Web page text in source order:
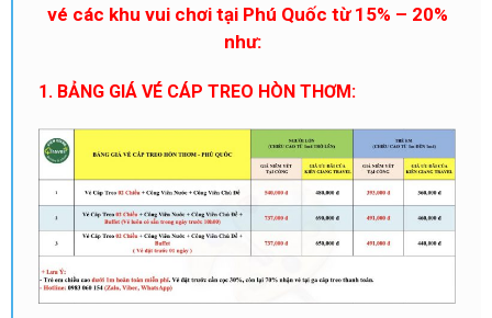
vé các khu vui chơi tại Phú Quốc từ 15% – 20%
như:
1. BẢNG GIÁ VÉ CÁP TREO HÒN THƠM: